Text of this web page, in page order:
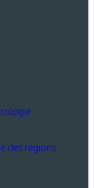
des régions